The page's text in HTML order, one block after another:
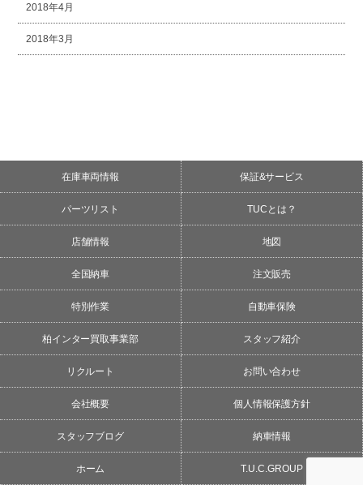
2018年4月
2018年3月
在庫車両情報 保証&サービス
パーツリスト TUCとは？
店舗情報 地図
全国納車 注文販売
特別作業 自動車保険
柏インター買取事業部 スタッフ紹介
リクルート お問い合わせ
会社概要 個人情報保護方針
スタッフブログ 納車情報
ホーム T.U.C.GROUP